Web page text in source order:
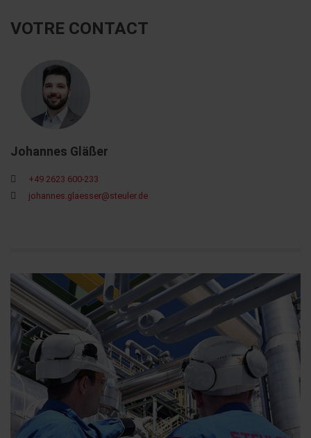
VOTRE CONTACT
Johannes Gläßer
+49 2623 600-233
johannes.glaesser@steuler.de